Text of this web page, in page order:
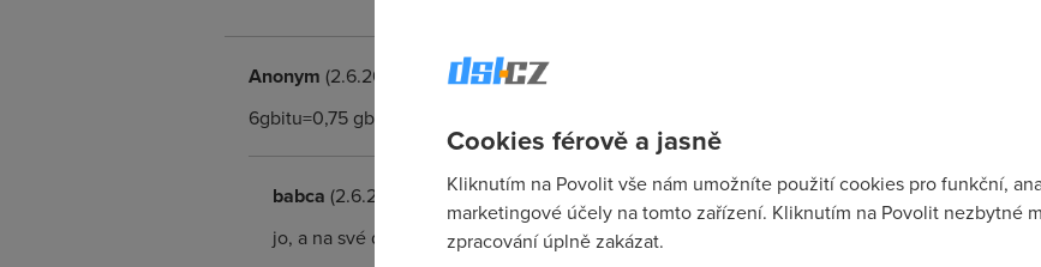
Anonym (2.6.2009 19:40:14)
6gbitu=0,75 gbajtu za sekundu. bežné dvd 4,5 gbajtu. 4,5/0,75= kolik? 6sekund ne 15 ;)
babca (2.6.2009 21:45:48)
jo, a na své domácí 802.11g přenášíš určitě 54Mbit za sekundu co? btw. DVD má 4,4GiB když
Cookies férově a jasně
Kliknutím na Povolit vše nám umožníte použití cookies pro funkční,
marketingové účely na tomto zařízení. Kliknutím na Povolit nezbytné
zpracování úplně zakázat.